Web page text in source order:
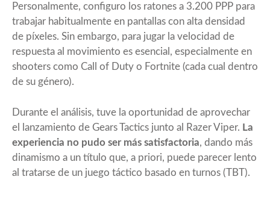
Personalmente, configuro los ratones a 3.200 PPP para
trabajar habitualmente en pantallas con alta densidad
de píxeles. Sin embargo, para jugar la velocidad de
respuesta al movimiento es esencial, especialmente en
shooters como Call of Duty o Fortnite (cada cual dentro
de su género).
Durante el análisis, tuve la oportunidad de aprovechar
el lanzamiento de Gears Tactics junto al Razer Viper. La
experiencia no pudo ser más satisfactoria, dando más
dinamismo a un título que, a priori, puede parecer lento
al tratarse de un juego táctico basado en turnos (TBT).